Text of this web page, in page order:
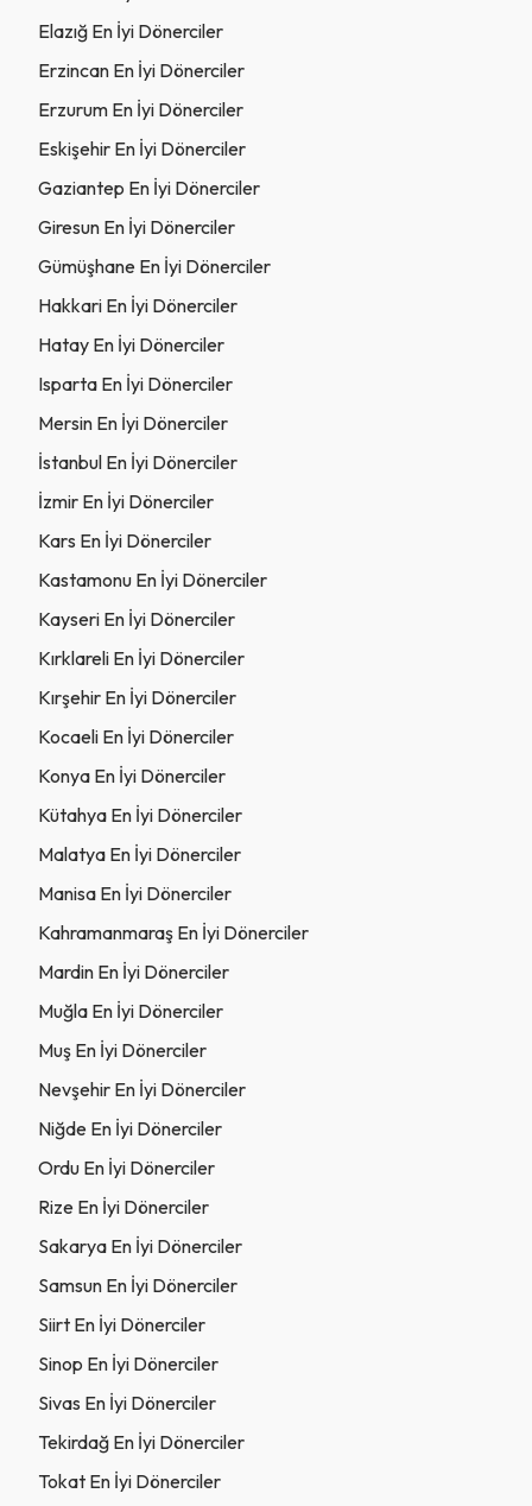
Elazığ En İyi Dönerciler
Erzincan En İyi Dönerciler
Erzurum En İyi Dönerciler
Eskişehir En İyi Dönerciler
Gaziantep En İyi Dönerciler
Giresun En İyi Dönerciler
Gümüşhane En İyi Dönerciler
Hakkari En İyi Dönerciler
Hatay En İyi Dönerciler
Isparta En İyi Dönerciler
Mersin En İyi Dönerciler
İstanbul En İyi Dönerciler
İzmir En İyi Dönerciler
Kars En İyi Dönerciler
Kastamonu En İyi Dönerciler
Kayseri En İyi Dönerciler
Kırklareli En İyi Dönerciler
Kırşehir En İyi Dönerciler
Kocaeli En İyi Dönerciler
Konya En İyi Dönerciler
Kütahya En İyi Dönerciler
Malatya En İyi Dönerciler
Manisa En İyi Dönerciler
Kahramanmaraş En İyi Dönerciler
Mardin En İyi Dönerciler
Muğla En İyi Dönerciler
Muş En İyi Dönerciler
Nevşehir En İyi Dönerciler
Niğde En İyi Dönerciler
Ordu En İyi Dönerciler
Rize En İyi Dönerciler
Sakarya En İyi Dönerciler
Samsun En İyi Dönerciler
Siirt En İyi Dönerciler
Sinop En İyi Dönerciler
Sivas En İyi Dönerciler
Tekirdağ En İyi Dönerciler
Tokat En İyi Dönerciler